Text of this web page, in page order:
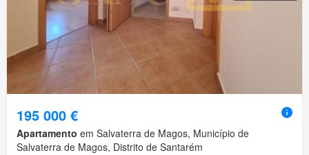
195 000 €
Apartamento em Salvaterra de Magos, Município de
Salvaterra de Magos, Distrito de Santarém